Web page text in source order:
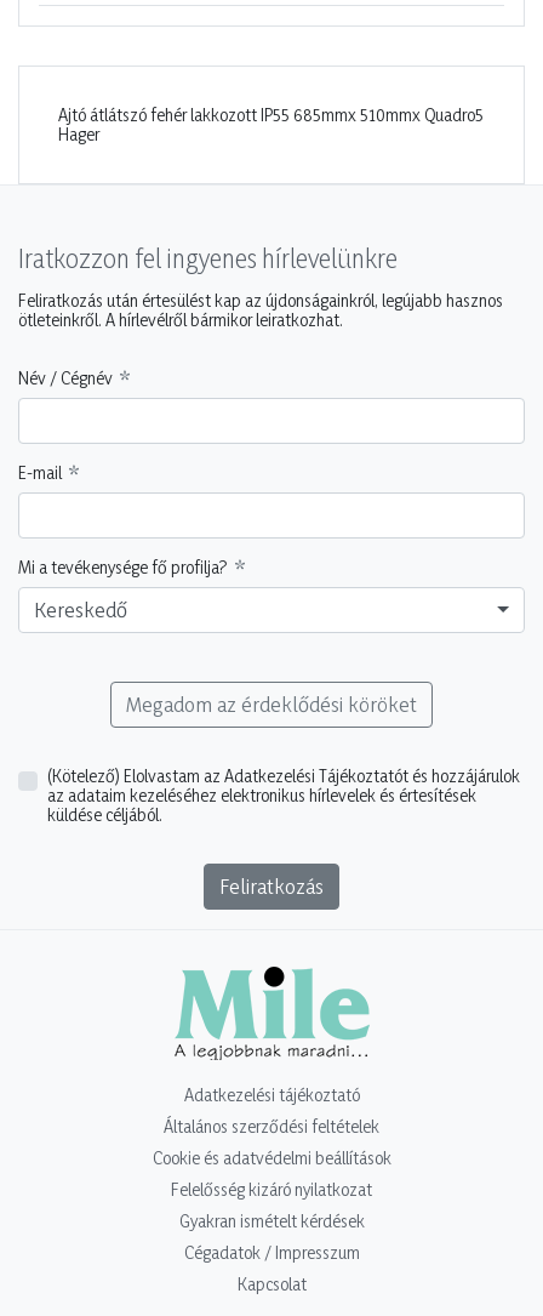
Ajtó átlátszó fehér lakkozott IP55 685mmx 510mmx Quadro5
Hager
Iratkozzon fel ingyenes hírlevelünkre
Feliratkozás után értesülést kap az újdonságainkról, legújabb hasznos
ötleteinkről. A hírlevélről bármikor leiratkozhat.
Név / Cégnév
E-mail
Mi a tevékenysége fő profilja?
Kereskedő
Megadom az érdeklődési köröket
(Kötelező) Elolvastam az Adatkezelési Tájékoztatót és hozzájárulok
az adataim kezeléséhez elektronikus hírlevelek és értesítések
küldése céljából.
Feliratkozás
Adatkezelési tájékoztató
Általános szerződési feltételek
Cookie és adatvédelmi beállítások
Felelősség kizáró nyilatkozat
Gyakran ismételt kérdések
Cégadatok / Impresszum
Kapcsolat